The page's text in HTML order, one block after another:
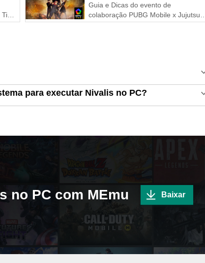
Guia e Dicas do evento de
colaboração PUBG Mobile x Jujutsu
Kaisen
para executar Nivalis no PC?
no PC com MEmu Baixar